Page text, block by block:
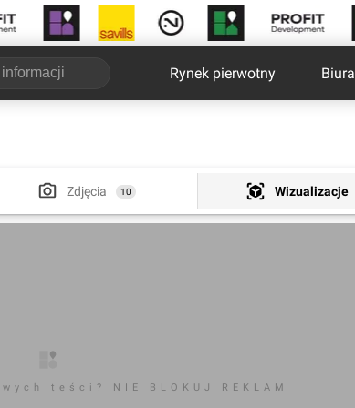
Rynek pierwotny Biura
Zdjęcia 10 Wizualizacje
teści? NIE BLOKUJ REKLAM